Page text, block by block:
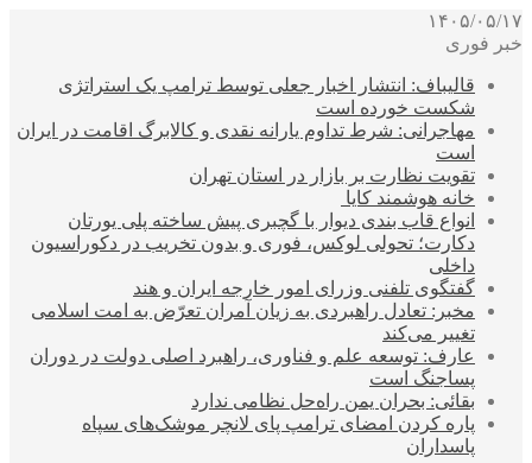
۱۴۰۵/۰۵/۱۷
خبر فوری
قالیباف: انتشار اخبار جعلی توسط ترامپ یک استراتژی
شکست خورده است
مهاجرانی: شرط تداوم یارانه نقدی و کالابرگ اقامت در ایران
است
تقویت نظارت بر بازار در استان تهران
خانه هوشمند کایا
انواع قاب بندی دیوار با گچبری پیش ساخته پلی یورتان
دکارت؛ تحولی لوکس، فوری و بدون تخریب در دکوراسیون
داخلی
گفتگوی تلفنی وزرای امور خارجه ایران و هند
مخبر: تعادل راهبردی به زیان آمران تعرّض به امت اسلامی
تغییر می‌کند
عارف: توسعه علم و فناوری، راهبرد اصلی دولت در دوران
پساجنگ است
بقائی: بحران یمن راه‌حل نظامی ندارد
پاره کردن امضای ترامپ پای لانچر موشک‌های سپاه
پاسداران